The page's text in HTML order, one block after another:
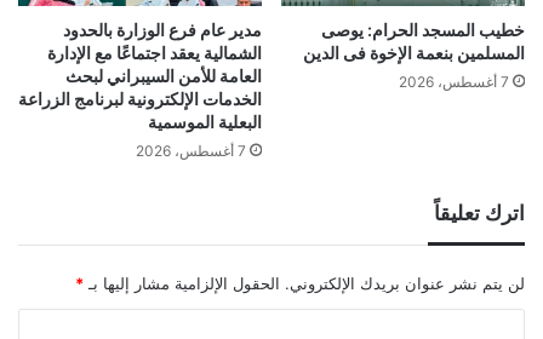
خطيب المسجد الحرام: يوصى
المسلمين بنعمة الإخوة فى الدين
7 أغسطس، 2026
مدير عام فرع الوزارة بالحدود
الشمالية يعقد اجتماعًا مع الإدارة
العامة للأمن السيبراني لبحث
الخدمات الإلكترونية لبرنامج الزراعة
البعلية الموسمية
7 أغسطس، 2026
اترك تعليقاً
لن يتم نشر عنوان بريدك الإلكتروني. الحقول الإلزامية مشار إليها بـ*